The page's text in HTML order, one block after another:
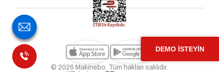
© 2026 Makinebo. Tüm hakları saklıdır.
DEMO İSTEYİN